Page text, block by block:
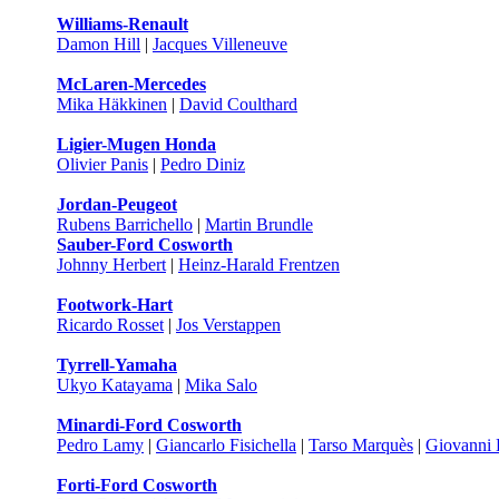
Williams-Renault
Damon Hill | Jacques Villeneuve
McLaren-Mercedes
Mika Häkkinen | David Coulthard
Ligier-Mugen Honda
Olivier Panis | Pedro Diniz
Jordan-Peugeot
Rubens Barrichello | Martin Brundle
Sauber-Ford Cosworth
Johnny Herbert | Heinz-Harald Frentzen
Footwork-Hart
Ricardo Rosset | Jos Verstappen
Tyrrell-Yamaha
Ukyo Katayama | Mika Salo
Minardi-Ford Cosworth
Pedro Lamy | Giancarlo Fisichella | Tarso Marquès | Giovanni
Forti-Ford Cosworth